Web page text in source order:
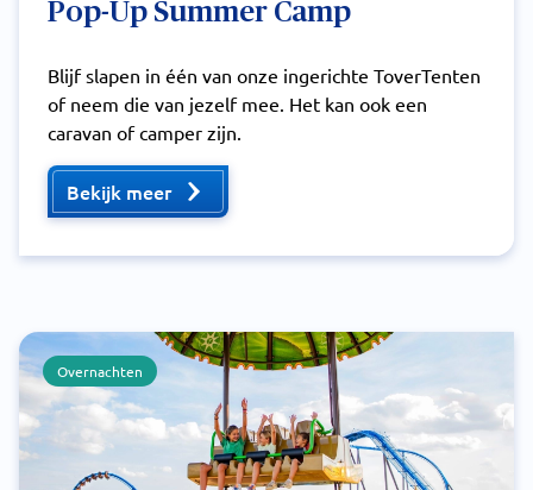
Pop-Up Summer Camp
Blijf slapen in één van onze ingerichte ToverTenten
of neem die van jezelf mee. Het kan ook een
caravan of camper zijn.
Bekijk meer
Overnachten